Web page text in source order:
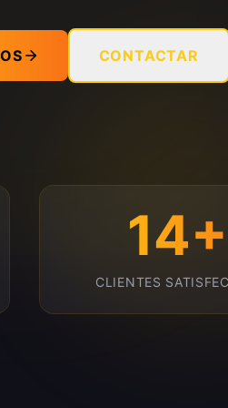
CONTACTAR
14+
CLIENTES